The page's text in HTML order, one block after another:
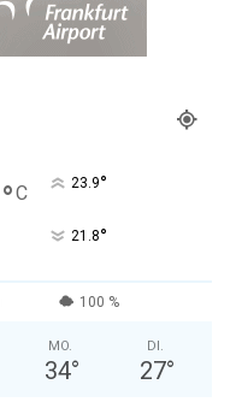
°C 23.9°
21.8°
100 %
MO.
34°
DI.
27°